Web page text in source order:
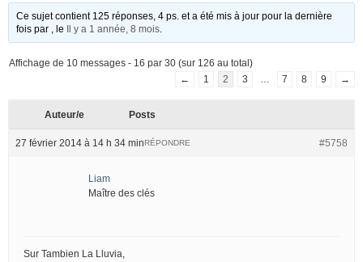
Ce sujet contient 125 réponses, 4 ps. et a été mis à jour pour la dernière
fois par
, le Il y a 1 année, 8 mois
Affichage de 10 messages - 16 par 30 (sur 126 au total)
←
1 2 3 7 8 9 →
Auteur/e Posts
27 février 2014 à 14 h 34 min #5758
RÉPONDRE
Liam
Maître des clés
Sur Tambien La Lluvia,